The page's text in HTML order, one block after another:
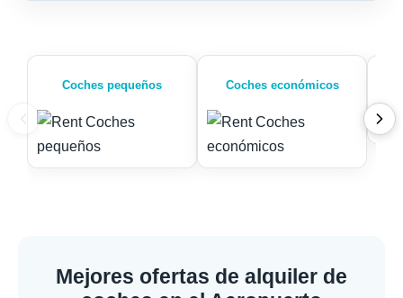
Coches pequeños Coches económicos
Mejores ofertas de alquiler de